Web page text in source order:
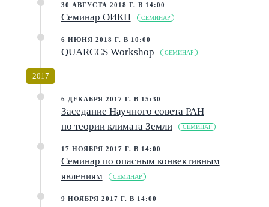
30 АВГУСТА 2018 Г. В 14:00
Семинар ОИКП СЕМИНАР
6 ИЮНЯ 2018 Г. В 10:00
QUARCCS Work­shop СЕМИНАР
2017
6 ДЕКАБРЯ 2017 Г. В 15:30
Заседание Научного совета РАН
по теории климата Земли
СЕМИНАР
17 НОЯБРЯ 2017 Г. В 14:00
Семинар по опасным конвективным
явлениям
СЕМИНАР
9 НОЯБРЯ 2017 Г. В 14:00